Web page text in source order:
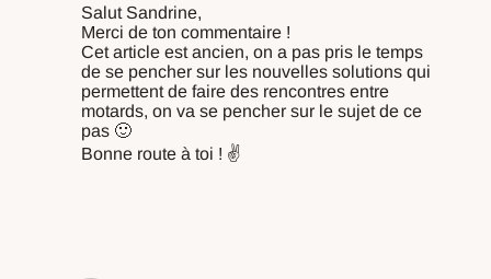
Salut Sandrine,
Merci de ton commentaire !
Cet article est ancien, on a pas pris le temps
de se pencher sur les nouvelles solutions qui
permettent de faire des rencontres entre
motards, on va se pencher sur le sujet de ce
pas 🙂
Bonne route à toi ! ✌️